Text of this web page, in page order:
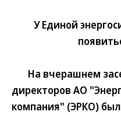
У Единой
На вчерашнем
директоров АО
компания" (ЭРКО)